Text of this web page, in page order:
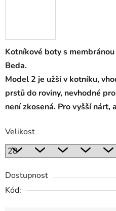
Kotníkové boty s
Beda.
Model 2 je užší v kotníku,
prstů do roviny, nevhodné
není zkosená. Pro vyšší nárt,
Velikost
Dostupnost
Kód: